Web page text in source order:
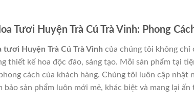
Tươi Huyện Trà Cú Trà Vinh: Phong
tươi Huyện Trà Cú Trà Vinh của chúng tôi không chỉ
thiết kế hoa độc đáo, sáng tạo. Mỗi sản phẩm tại
cách của khách hàng. Chúng tôi luôn cập
bảo sản phẩm luôn mới mẻ, khác biệt và mang lại ấn